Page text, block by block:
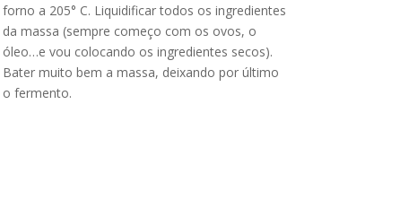
forno a 205° C. Liquidificar todos os ingredientes
da massa (sempre começo com os ovos, o
óleo…e vou colocando os ingredientes secos).
Bater muito bem a massa, deixando por último
o fermento.